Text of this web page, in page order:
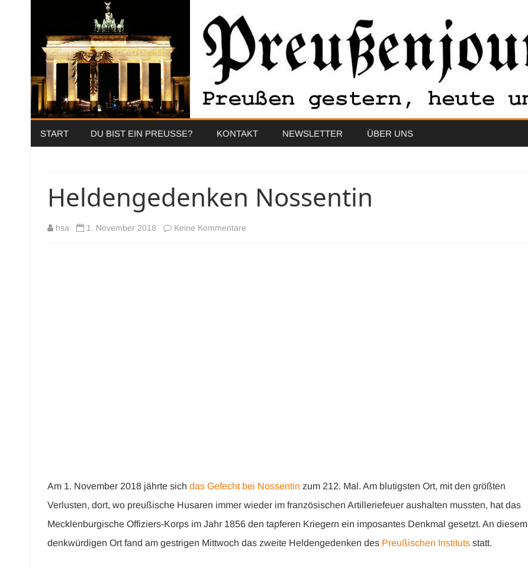
to
START DU BIST EIN PREUSSE? KONTAKT NEWSLETTER ÜBER UNS
Heldengedenken Nossentin
hsa 1. November 2018 Keine Kommentare
Am 1. November 2018 jährte sich das Gefecht bei Nossentin zum 212. Mal. Am blutigsten Ort, mit den größten
Verlusten, dort, wo preußische Husaren immer wieder im französischen Artilleriefeuer aushalten mussten, hat das
Mecklenburgische Offiziers-Korps im Jahr 1856 den tapferen Kriegern ein imposantes Denkmal gesetzt. An diesem
denkwürdigen Ort fand am gestrigen Mittwoch das zweite Heldengedenken des Preußischen Instituts statt.